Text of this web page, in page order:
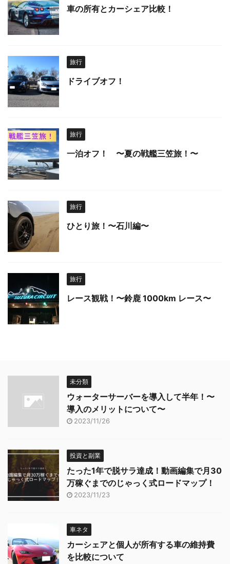
車の所有とカーシェア比較！
旅行
ドライブオフ！
旅行
一泊オフ！ 〜夏の戦艦三笠旅！〜
旅行
ひとり旅！〜石川編〜
旅行
レース観戦！〜鈴鹿 1000km レース〜
未分類
ウォーターサーバーを導入して半年！〜
導入のメリットについて〜
2023/11/26
投資と副業
たった1年で脱サラ達成！動画編集で月30
万稼ぐまでのじゃっく式ロードマップ！
2023/11/23
車ネタ
カーシェアと個人が所有する車の維持費
を比較について